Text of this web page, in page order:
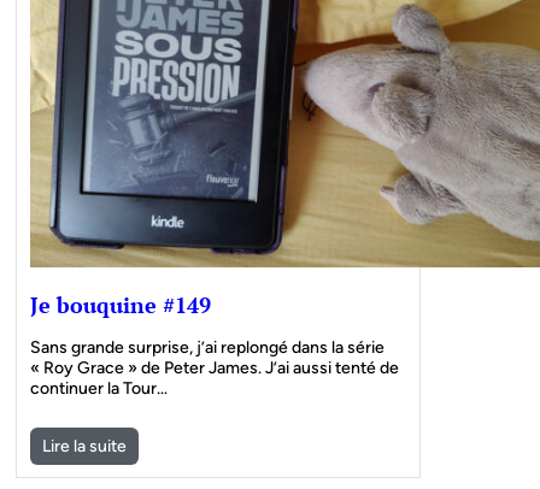
Je bouquine #149
Sans grande surprise, j’ai replongé dans la série
« Roy Grace » de Peter James. J’ai aussi tenté de
continuer la Tour…
Lire la suite